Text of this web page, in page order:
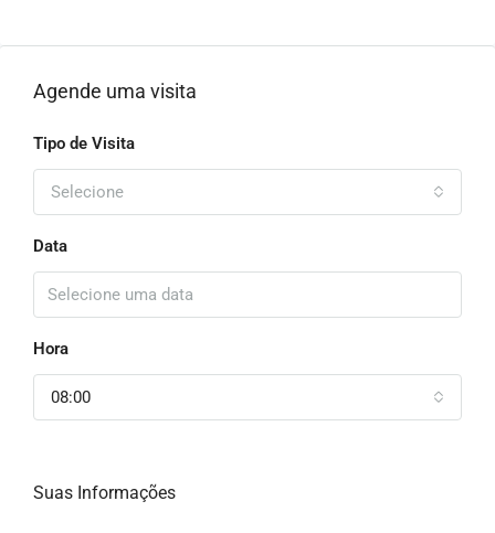
Agende uma visita
Tipo de Visita
Selecione
Data
Hora
08:00
Suas Informações